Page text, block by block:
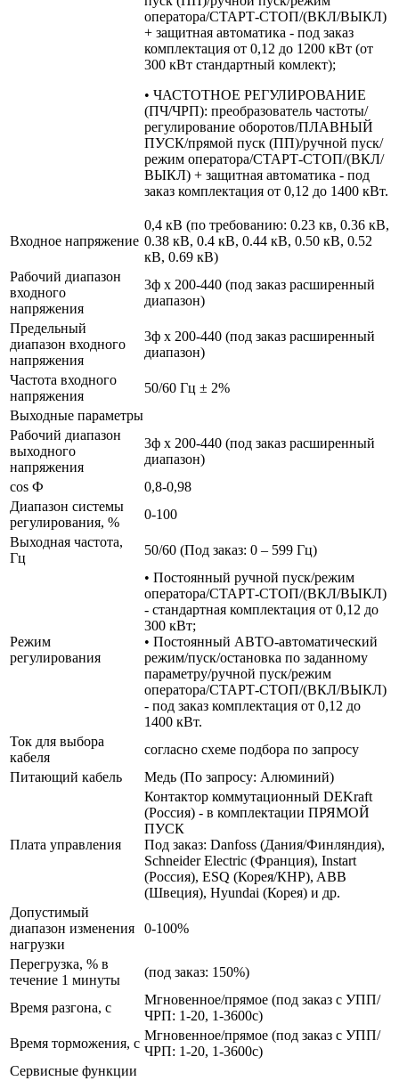
оператора/СТАРТ-СТОП/(ВКЛ/ВЫКЛ)
+ защитная автоматика - под заказ
комплектация от 0,12 до 1200 кВт (от
300 кВт стандартный комлект);
• ЧАСТОТНОЕ РЕГУЛИРОВАНИЕ
(ПЧ/ЧРП): преобразователь частоты/
регулирование оборотов/ПЛАВНЫЙ
ПУСК/прямой пуск (ПП)/ручной пуск/
режим оператора/СТАРТ-СТОП/(ВКЛ/
ВЫКЛ) + защитная автоматика - под
заказ комплектация от 0,12 до 1400 кВт.
Входное напряжение
0,4 кВ (по требованию: 0.23 кв, 0.36 кВ,
0.38 кВ, 0.4 кВ, 0.44 кВ, 0.50 кВ, 0.52
кВ, 0.69 кВ)
Рабочий диапазон
входного
напряжения
3ф х 200-440 (под заказ расширенный
диапазон)
Предельный
диапазон входного
напряжения
3ф х 200-440 (под заказ расширенный
диапазон)
Частота входного
напряжения
50/60 Гц ± 2%
Выходные параметры
Рабочий диапазон
выходного
напряжения
3ф х 200-440 (под заказ расширенный
диапазон)
cos Ф
0,8-0,98
Диапазон системы
регулирования, %
0-100
Выходная частота,
Гц
50/60 (Под заказ: 0 – 599 Гц)
Режим
регулирования
• Постоянный ручной пуск/режим
оператора/СТАРТ-СТОП/(ВКЛ/ВЫКЛ)
- стандартная комплектация от 0,12 до
300 кВт;
• Постоянный АВТО-автоматический
режим/пуск/остановка по заданному
параметру/ручной пуск/режим
оператора/СТАРТ-СТОП/(ВКЛ/ВЫКЛ)
- под заказ комплектация от 0,12 до
1400 кВт.
Ток для выбора
кабеля
согласно схеме подбора по запросу
Питающий кабель
Медь (По запросу: Алюминий)
Плата управления
Контактор коммутационный DEKraft
(Россия) - в комплектации ПРЯМОЙ
ПУСК
Под заказ: Danfoss (Дания/Финляндия),
Schneider Electric (Франция), Instart
(Россия), ESQ (Корея/КНР), ABB
(Швеция), Hyundai (Корея) и др.
Допустимый
диапазон изменения
нагрузки
0-100%
Перегрузка, % в
течение 1 минуты
(под заказ: 150%)
Время разгона, с
Мгновенное/прямое (под заказ с УПП/
ЧРП: 1-20, 1-3600с)
Время торможения, с
Мгновенное/прямое (под заказ с УПП/
ЧРП: 1-20, 1-3600с)
Сервисные функции